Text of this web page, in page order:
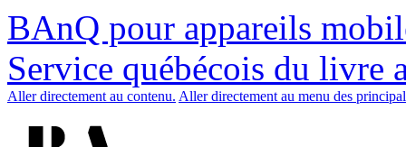
BAnQ pour appareils
Service québécois du livre
Aller directement au contenu. Aller directement au menu des